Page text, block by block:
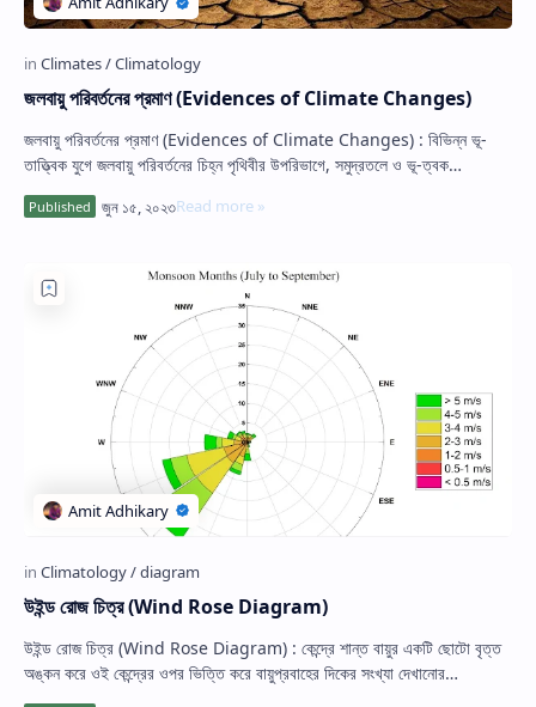
জলবায়ু পরিবর্তনের প্রমাণ (Evidences of Climate Changes)
জলবায়ু পরিবর্তনের প্রমাণ (Evidences of Climate Changes) : বিভিন্ন ভূ-
তাত্ত্বিক যুগে জলবায়ু পরিবর্তনের চিহ্ন পৃথিবীর উপরিভাগে, সমুদ্রতলে ও ভূ-ত্বক…
উইন্ড রোজ চিত্র (Wind Rose Diagram)
উইন্ড রোজ চিত্র (Wind Rose Diagram) : কেন্দ্রে শান্ত বায়ুর একটি ছোটো বৃত্ত
অঙ্কন করে ওই কেন্দ্রের ওপর ভিত্তি করে বায়ুপ্রবাহের দিকের সংখ্যা দেখানোর…